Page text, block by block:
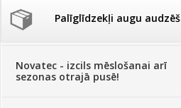
Palīglīdzekļi augu
Klientu Diena
Novatec - izcils mēslošanai arī
sezonas otrajā pusē!